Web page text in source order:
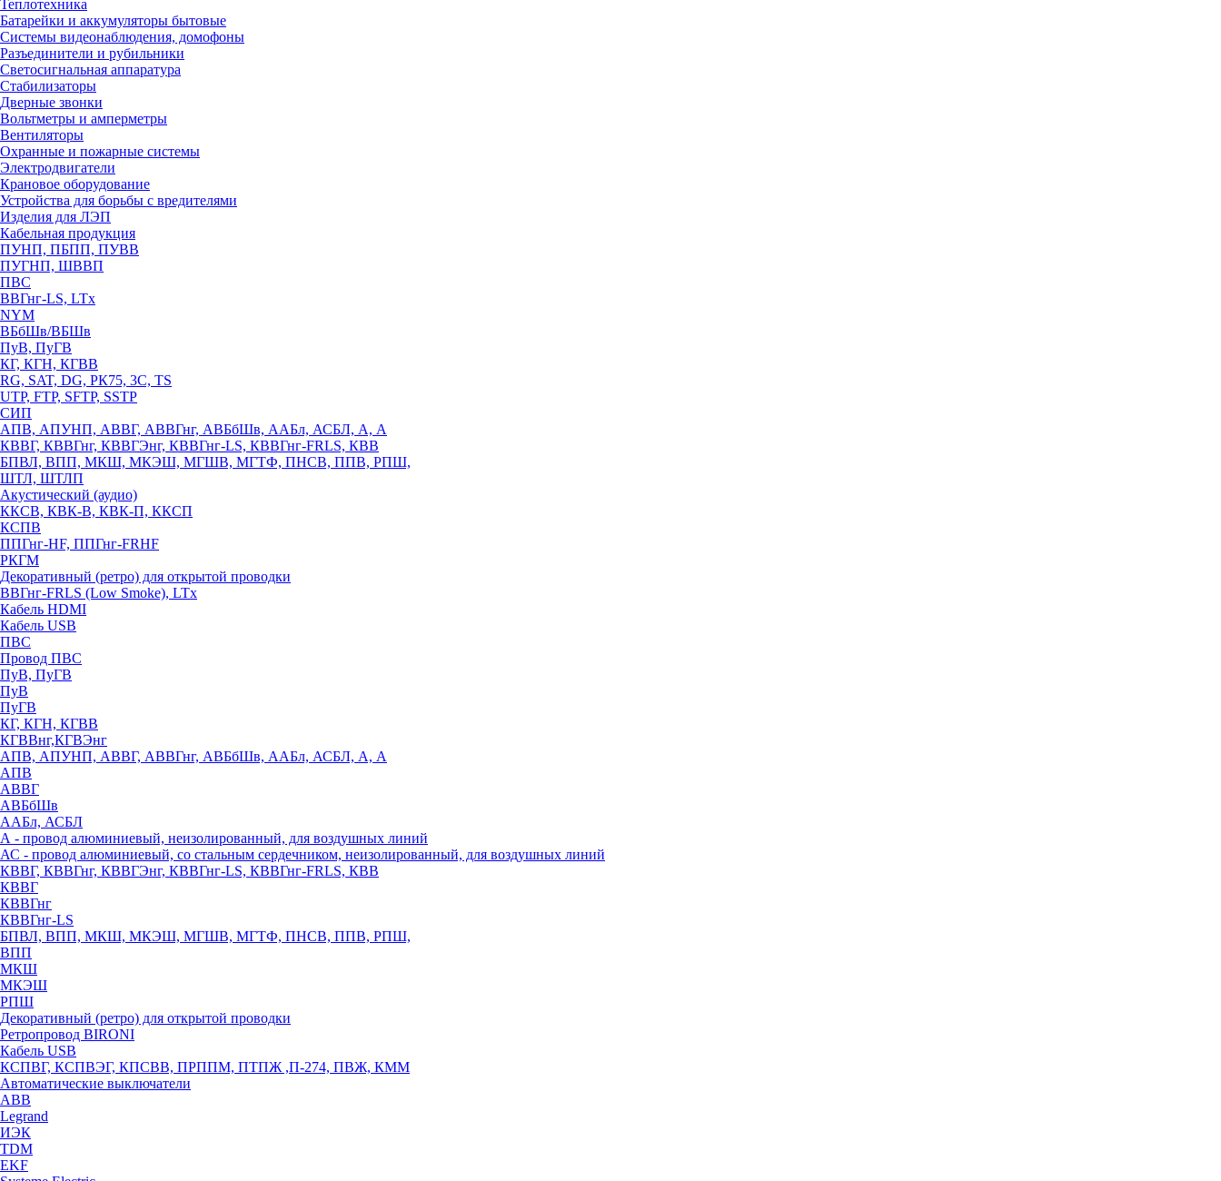
Теплотехника
Батарейки и аккумуляторы бытовые
Системы видеонаблюдения, домофоны
Разъединители и рубильники
Светосигнальная аппаратура
Стабилизаторы
Дверные звонки
Вольтметры и амперметры
Вентиляторы
Охранные и пожарные системы
Электродвигатели
Крановое оборудование
Устройства для борьбы с вредителями
Изделия для ЛЭП
Кабельная продукция
ПУНП, ПБПП, ПУВВ
ПУГНП, ШВВП
ПВС
ВВГнг-LS, LTx
NYM
ВБбШв/ВБШв
ПуВ, ПуГВ
КГ, КГН, КГВВ
RG, SAT, DG, РК75, 3С, TS
UTP, FTP, SFTP, SSTP
СИП
АПВ, АПУНП, АВВГ, АВВГнг, АВБбШв, ААБл, АСБЛ, А, А
КВВГ, КВВГнг, КВВГЭнг, КВВГнг-LS, КВВГнг-FRLS, КВВ
БПВЛ, ВПП, МКШ, МКЭШ, МГШВ, МГТФ, ПНСВ, ППВ, РПШ,
ШТЛ, ШТЛП
Акустический (аудио)
ККСВ, КВК-В, КВК-П, ККСП
КСПВ
ППГнг-HF, ППГнг-FRHF
РКГМ
Декоративный (ретро) для открытой проводки
ВВГнг-FRLS (Low Smoke), LTx
Кабель HDMI
Кабель USB
ПВС
Провод ПВС
ПуВ, ПуГВ
ПуВ
ПуГВ
КГ, КГН, КГВВ
КГВВнг,КГВЭнг
АПВ, АПУНП, АВВГ, АВВГнг, АВБбШв, ААБл, АСБЛ, А, А
АПВ
АВВГ
АВБбШв
ААБл, АСБЛ
А - провод алюминиевый, неизолированный, для воздушных линий
АС - провод алюминиевый, со стальным сердечником, неизолированный, для воздушных линий
КВВГ, КВВГнг, КВВГЭнг, КВВГнг-LS, КВВГнг-FRLS, КВВ
КВВГ
КВВГнг
КВВГнг-LS
БПВЛ, ВПП, МКШ, МКЭШ, МГШВ, МГТФ, ПНСВ, ППВ, РПШ,
ВПП
МКШ
МКЭШ
РПШ
Декоративный (ретро) для открытой проводки
Ретропровод BIRONI
Кабель USB
КСПВГ, КСПВЭГ, КПСВВ, ПРППМ, ПТПЖ ,П-274, ПВЖ, КММ
Автоматические выключатели
ABB
Legrand
ИЭК
TDM
EKF